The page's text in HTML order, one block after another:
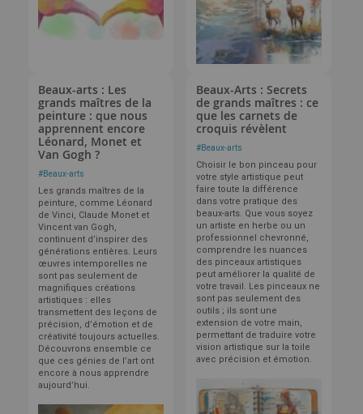
Beaux-arts : Les
grands maîtres de la
peinture : que nous
apprennent encore
Léonard, Monet et
Van Gogh ?
#Beaux-arts
Les grands maîtres de la
peinture, comme Léonard
de Vinci, Claude Monet et
Vincent van Gogh,
continuent d’inspirer des
générations entières. Leurs
œuvres intemporelles ne
sont pas seulement de
magnifiques créations
artistiques : elles
transmettent des leçons de
précision, d’émotion et de
créativité toujours actuelles.
Découvrons ensemble ce
que ces génies de l’art ont
encore à nous apprendre
aujourd’hui.
Beaux-Arts : Secrets
de grands maîtres : ce
que les carnets de
croquis révèlent
#Beaux-arts
Choisir le bon pinceau pour
votre style artistique peut
faire toute la différence
dans votre pratique des
beaux-arts. Que vous soyez
un artiste en herbe ou un
professionnel chevronné,
comprendre les nuances
des pinceaux artistiques
peut améliorer la qualité de
votre travail. Les pinceaux ne
sont pas seulement des
outils ; ils sont une
extension de votre main,
permettant de traduire votre
vision artistique sur la toile
avec précision et émotion.